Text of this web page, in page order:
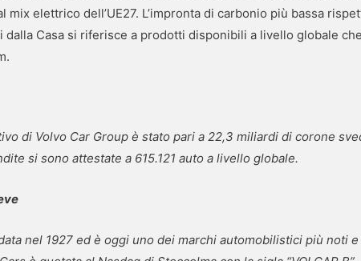
mix elettrico dell’UE27. L’impronta di carbonio più bassa
dalla Casa si riferisce a prodotti disponibili a livello globale
di Volvo Car Group è stato pari a 22,3 miliardi di corone
si sono attestate a 615.121 auto a livello globale.
nel 1927 ed è oggi uno dei marchi automobilistici più noti